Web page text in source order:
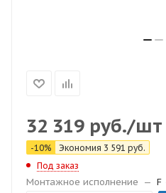
32 319 руб./шт
-10% Экономия 3 591 руб.
Под заказ
Монтажное исполнение — F